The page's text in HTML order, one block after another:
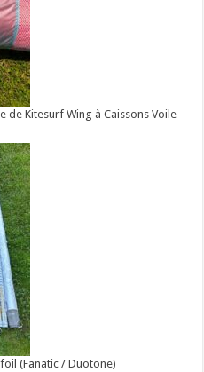
de Kitesurf Wing à Caissons Voile
(Fanatic / Duotone)